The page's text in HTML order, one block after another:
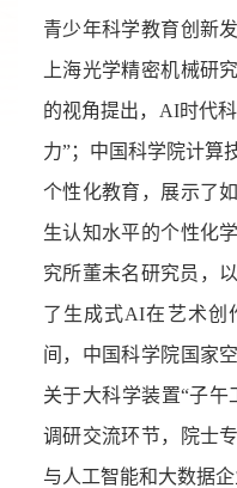
青少年科学教育创新
上海光学精密机械研
的视角提出， AI时代科
力”；中国科学院计算
个性化教育 ， 展示了
生认知水平的个性化
究所董未名研究员 ，
了生成式AI在艺术创
间，中国科学院国家
关于大科学装置“子午
调研交流环节，院士
与人工智能和大数据